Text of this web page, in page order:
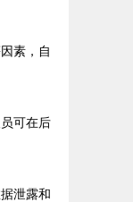
素，自
可在后
泄露和